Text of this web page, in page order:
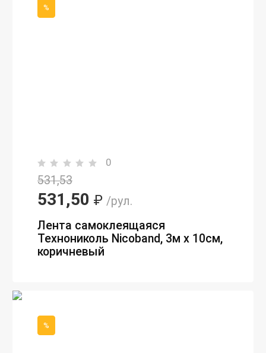
%
0
531,53
531,50 ₽ /рул.
Лента самоклеящаяся
Технониколь Nicoband, 3м х 10см,
коричневый
%